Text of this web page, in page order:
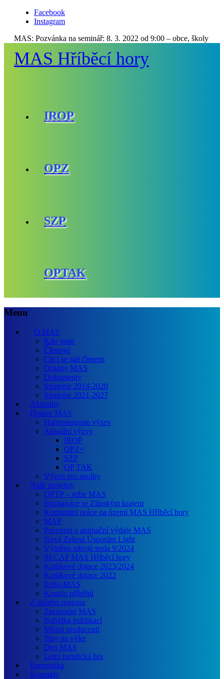
Facebook
Instagram
MAS: Pozvánka na seminář: 8. 3. 2022 od 9:00 – obce, školy
MAS Hříběcí hory
IROP
OPZ
SZP
OPTAK
Menu
O MAS
Kdo jsme
Členové
Chci se stát členem
Orgány MAS
Dokumenty
Strategie 2014-2020
Strategie 2021-2027
Aktuality
Dotace MAS
Harmonogram výzev
Aktuální výzvy
IROP
OPZ+
SZP
OP TAK
Výzva pro spolky
Naše projekty
OPTP – režie MAS
Spolupráce se Zlínským krajem
Komunitní práce na území MAS Hříběcí hory
MAP
Provozní a animační výdaje MAS
Nová Zelená Úsporám Light
Výměna zdrojů tepla 9/2024
SECAP MAS Hříběcí hory
Kotlíkové dotace 2023/2024
Kotlíkové dotace 2022
EnKoMAS
Kouzlo příběhů
Z našeho regionu
Zpravodaj MAS
Nabídka publikací
Místní producenti
Tipy na výlet
Den MAS
Letní turistická hra
Energetika
Kontakty